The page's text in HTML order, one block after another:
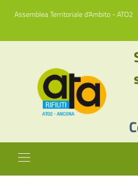
Assemblea Territoriale d'Ambito - ATO2